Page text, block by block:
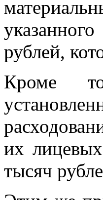
рублей,
Кроме
их
тысяч